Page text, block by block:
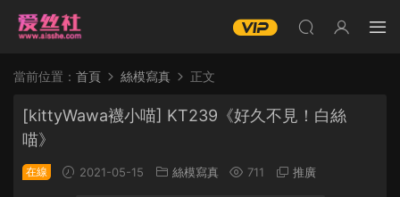
當前位置： 首頁 絲模寫真 正文
[kittyWawa襪小喵] KT239《好久不見！白絲
喵》
在線 2021-05-15 絲模寫真 711 推廣